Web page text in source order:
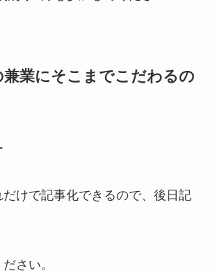
業にそこまでこだわるの
けで記事化できるので、後日記
さい。